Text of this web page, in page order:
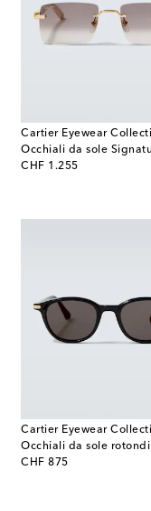
Cartier Eyewear
CHF 1.255
original price
Cartier Eyewear
CHF 875
original price